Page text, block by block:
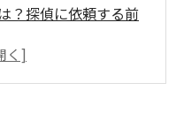
？探偵に依頼する前
る費用はどのくら